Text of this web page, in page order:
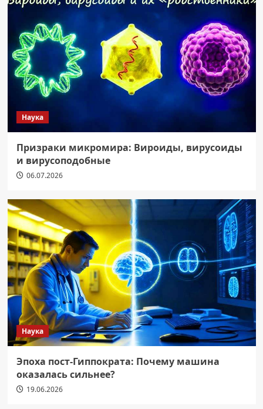
Наука
Призраки микромира: Вироиды, вирусоиды
и вирусоподобные
06.07.2026
Наука
Эпоха пост-Гиппократа: Почему машина
оказалась сильнее?
19.06.2026